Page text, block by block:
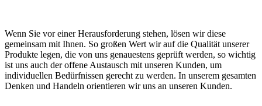
Wenn Sie vor einer Herausforderung stehen, lösen wir diese
gemeinsam mit Ihnen. So großen Wert wir auf die Qualität unserer
Produkte legen, die von uns genauestens geprüft werden, so wichtig
ist uns auch der offene Austausch mit unseren Kunden, um
individuellen Bedürfnissen gerecht zu werden. In unserem gesamten
Denken und Handeln orientieren wir uns an unseren Kunden.